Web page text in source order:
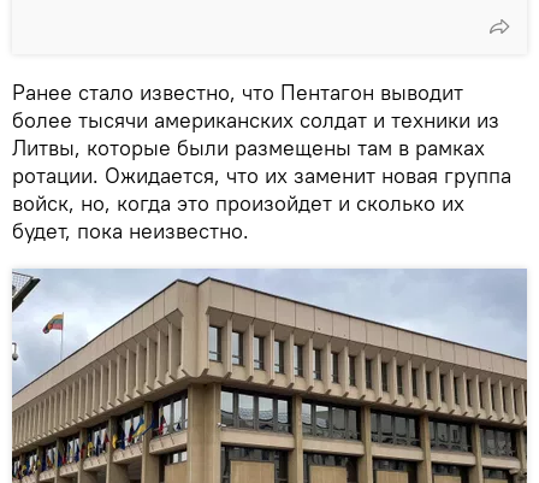
Ранее стало известно, что Пентагон выводит
более тысячи американских солдат и техники из
Литвы, которые были размещены там в рамках
ротации. Ожидается, что их заменит новая группа
войск, но, когда это произойдет и сколько их
будет, пока неизвестно.